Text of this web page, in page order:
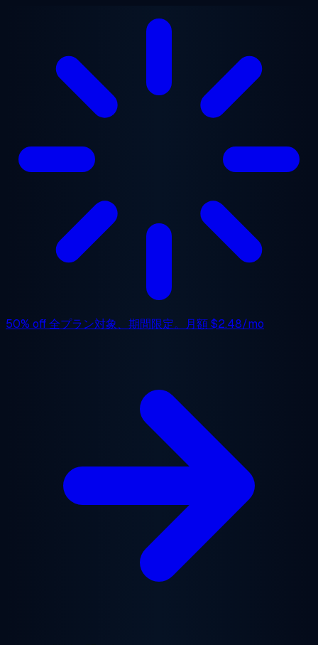
50% off全プラン対象、期間限定。月額$2.48/mo